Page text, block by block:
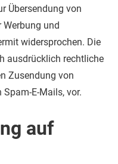
Übersendung von
und
widersprochen. Die
ausdrücklich rechtliche
Zusendung von
E-Mails, vor.
auf